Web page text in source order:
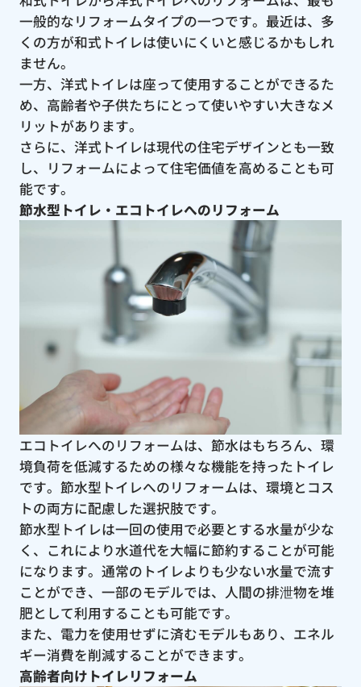
一般的なリフォームタイプの一つです。最近は、多
くの方が和式トイレは使いにくいと感じるかもしれ
ません。
一方、洋式トイレは座って使用することができるた
め、高齢者や子供たちにとって使いやすい大きなメ
リットがあります。
さらに、洋式トイレは現代の住宅デザインとも一致
し、リフォームによって住宅価値を高めることも可
能です。
節水型トイレ・エコトイレへのリフォーム
エコトイレへのリフォームは、節水はもちろん、環
境負荷を低減するための様々な機能を持ったトイレ
です。節水型トイレへのリフォームは、環境とコス
トの両方に配慮した選択肢です。
節水型トイレは一回の使用で必要とする水量が少な
く、これにより水道代を大幅に節約することが可能
になります。通常のトイレよりも少ない水量で流す
ことができ、一部のモデルでは、人間の排泄物を堆
肥として利用することも可能です。
また、電力を使用せずに済むモデルもあり、エネル
ギー消費を削減することができます。
高齢者向けトイレリフォーム